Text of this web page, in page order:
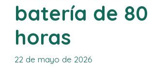
batería de 80
horas
22 de mayo de 2026